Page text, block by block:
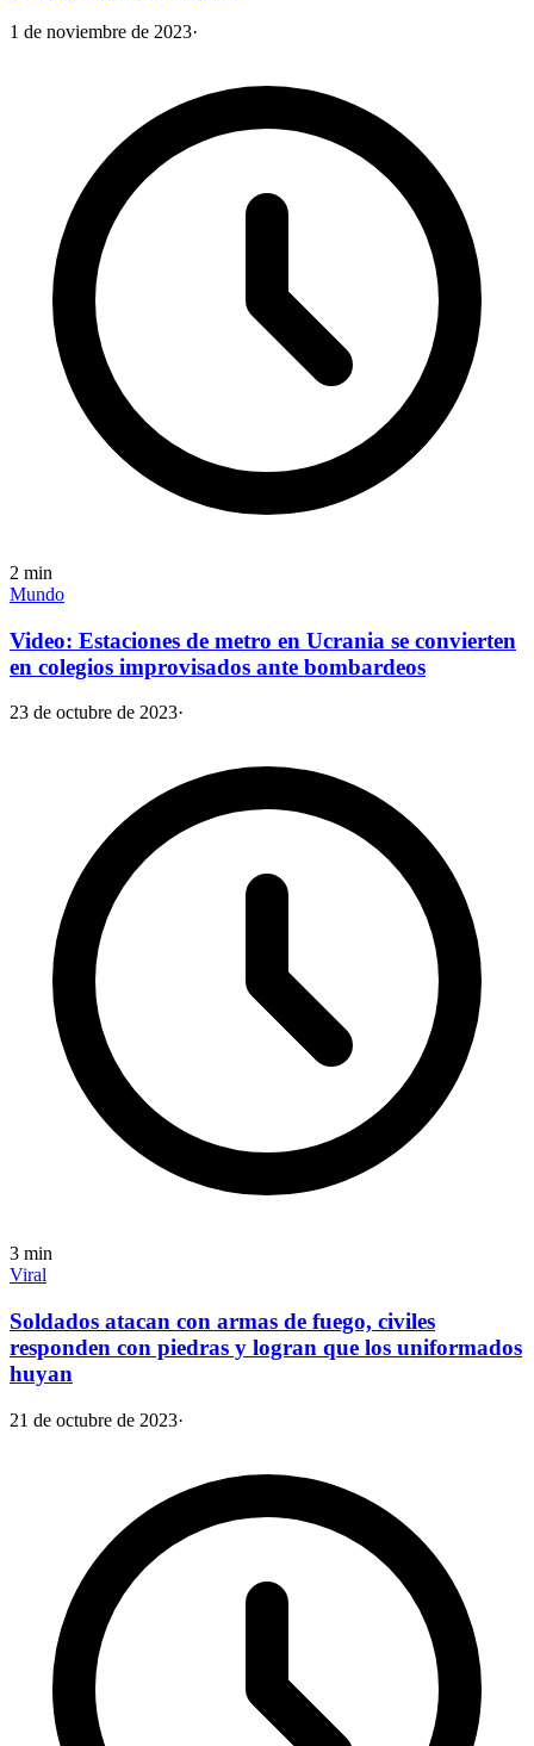
1 de noviembre de 2023·
2 min
Mundo
Video: Estaciones de metro en Ucrania se convierten
en colegios improvisados ante bombardeos
23 de octubre de 2023·
3 min
Viral
Soldados atacan con armas de fuego, civiles
responden con piedras y logran que los uniformados
huyan
21 de octubre de 2023·